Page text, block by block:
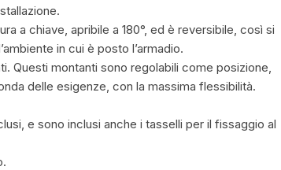
a chiave, apribile a 180°, ed è reversibile, così si
in cui è posto l’armadio.
Questi montanti sono regolabili come posizione,
delle esigenze, con la massima flessibilità.
e sono inclusi anche i tasselli per il fissaggio al